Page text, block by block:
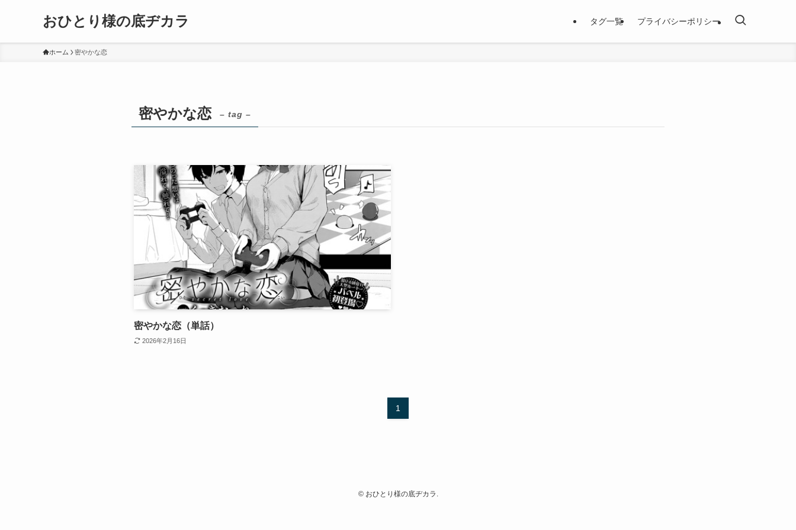
おひとり様の底ヂカラ タグ一覧 プライバシーポリシー
ホーム 密やかな恋
密やかな恋 – tag –
密やかな恋（単話）
2026年2月16日
1
©おひとり様の底ヂカラ.